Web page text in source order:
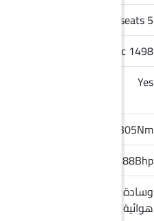
5 seats
1498 cc
Yes
305Nm
188Bhp
وسادة هوائية للسائق, وسادة
هوائية للراكب الأمامي